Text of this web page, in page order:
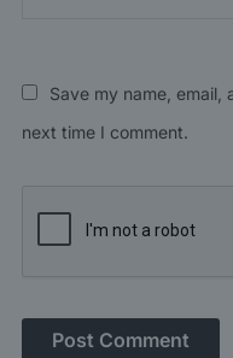
Save my name,
next time I comment.